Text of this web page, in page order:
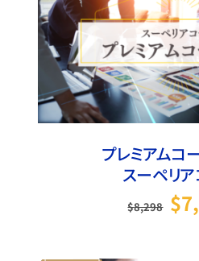
お買い物カゴに追
プレミアムコ
スーペリ
$8,298 元
$